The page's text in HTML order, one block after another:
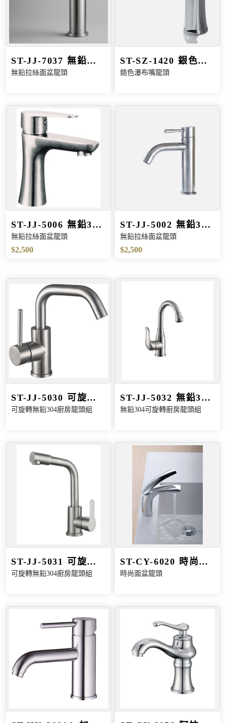
ST-JJ-7037 無鉛拉
絲抽拉面盆龍頭
無鉛拉絲面盆龍頭
ST-SZ-1420 銀色瀑
布嘴面盆龍頭
鉻色瀑布嘴龍頭
ST-JJ-5006 無鉛304
拉絲面盆龍頭
無鉛拉絲面盆龍頭
$2,500
ST-JJ-5002 無鉛304
拉絲面盆龍頭
無鉛拉絲面盆龍頭
$2,500
ST-JJ-5030 可旋轉
無鉛304龍頭組
可旋轉無鉛304廚房龍頭組
ST-JJ-5032 無鉛304
可旋轉龍頭組
無鉛304可旋轉廚房龍頭組
ST-JJ-5031 可旋轉
無鉛304廚房龍頭組
可旋轉無鉛304廚房龍頭組
ST-CY-6020 時尚面
盆龍頭
時尚面盆龍頭